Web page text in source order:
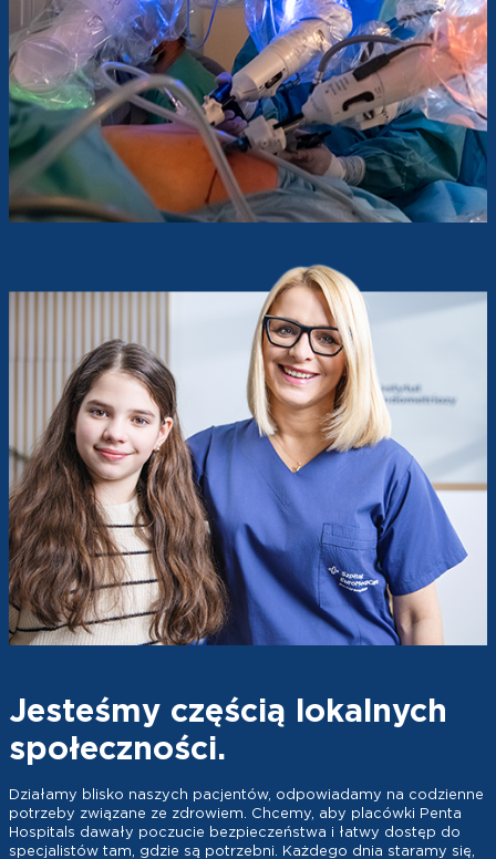
Jesteśmy częścią lokalnych
społeczności.
Działamy blisko naszych pacjentów, odpowiadamy na codzienne
potrzeby związane ze zdrowiem. Chcemy, aby placówki Penta
Hospitals dawały poczucie bezpieczeństwa i łatwy dostęp do
specjalistów tam, gdzie są potrzebni. Każdego dnia staramy się,